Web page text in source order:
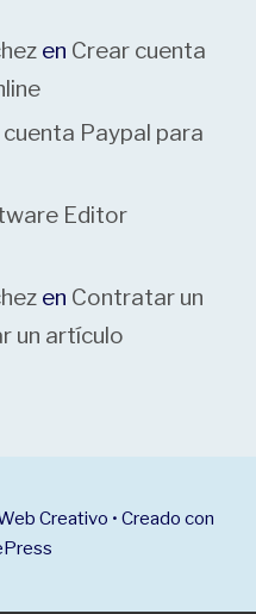
en Crear cuenta
Paypal para
Editor
en Contratar un
un artículo
Creativo • Creado con